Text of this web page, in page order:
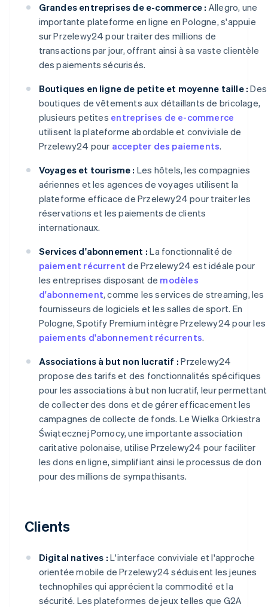
Grandes entreprises de e-commerce : Allegro, une
importante plateforme en ligne en Pologne, s'appuie
sur Przelewy24 pour traiter des millions de
transactions par jour, offrant ainsi à sa vaste clientèle
des paiements sécurisés.
Boutiques en ligne de petite et moyenne taille : Des
boutiques de vêtements aux détaillants de bricolage,
plusieurs petites entreprises de e-commerce
utilisent la plateforme abordable et conviviale de
Przelewy24 pour accepter des paiements.
Voyages et tourisme : Les hôtels, les compagnies
aériennes et les agences de voyages utilisent la
plateforme efficace de Przelewy24 pour traiter les
réservations et les paiements de clients
internationaux.
Services d'abonnement : La fonctionnalité de
paiement récurrent de Przelewy24 est idéale pour
les entreprises disposant de modèles
d'abonnement, comme les services de streaming, les
fournisseurs de logiciels et les salles de sport. En
Pologne, Spotify Premium intègre Przelewy24 pour les
paiements d'abonnement récurrents.
Associations à but non lucratif : Przelewy24
propose des tarifs et des fonctionnalités spécifiques
pour les associations à but non lucratif, leur permettant
de collecter des dons et de gérer efficacement les
campagnes de collecte de fonds. Le Wielka Orkiestra
Świątecznej Pomocy, une importante association
caritative polonaise, utilise Przelewy24 pour faciliter
les dons en ligne, simplifiant ainsi le processus de don
pour des millions de sympathisants.
Clients
Digital natives : L'interface conviviale et l'approche
orientée mobile de Przelewy24 séduisent les jeunes
technophiles qui apprécient la commodité et la
sécurité. Les plateformes de jeux telles que G2A